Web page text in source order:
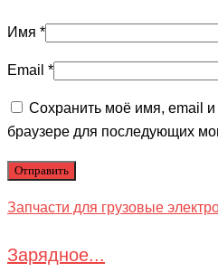
Имя *
Email *
Сохранить моё имя, email и
браузере для последующих
Запчасти для грузовые
Зарядное...